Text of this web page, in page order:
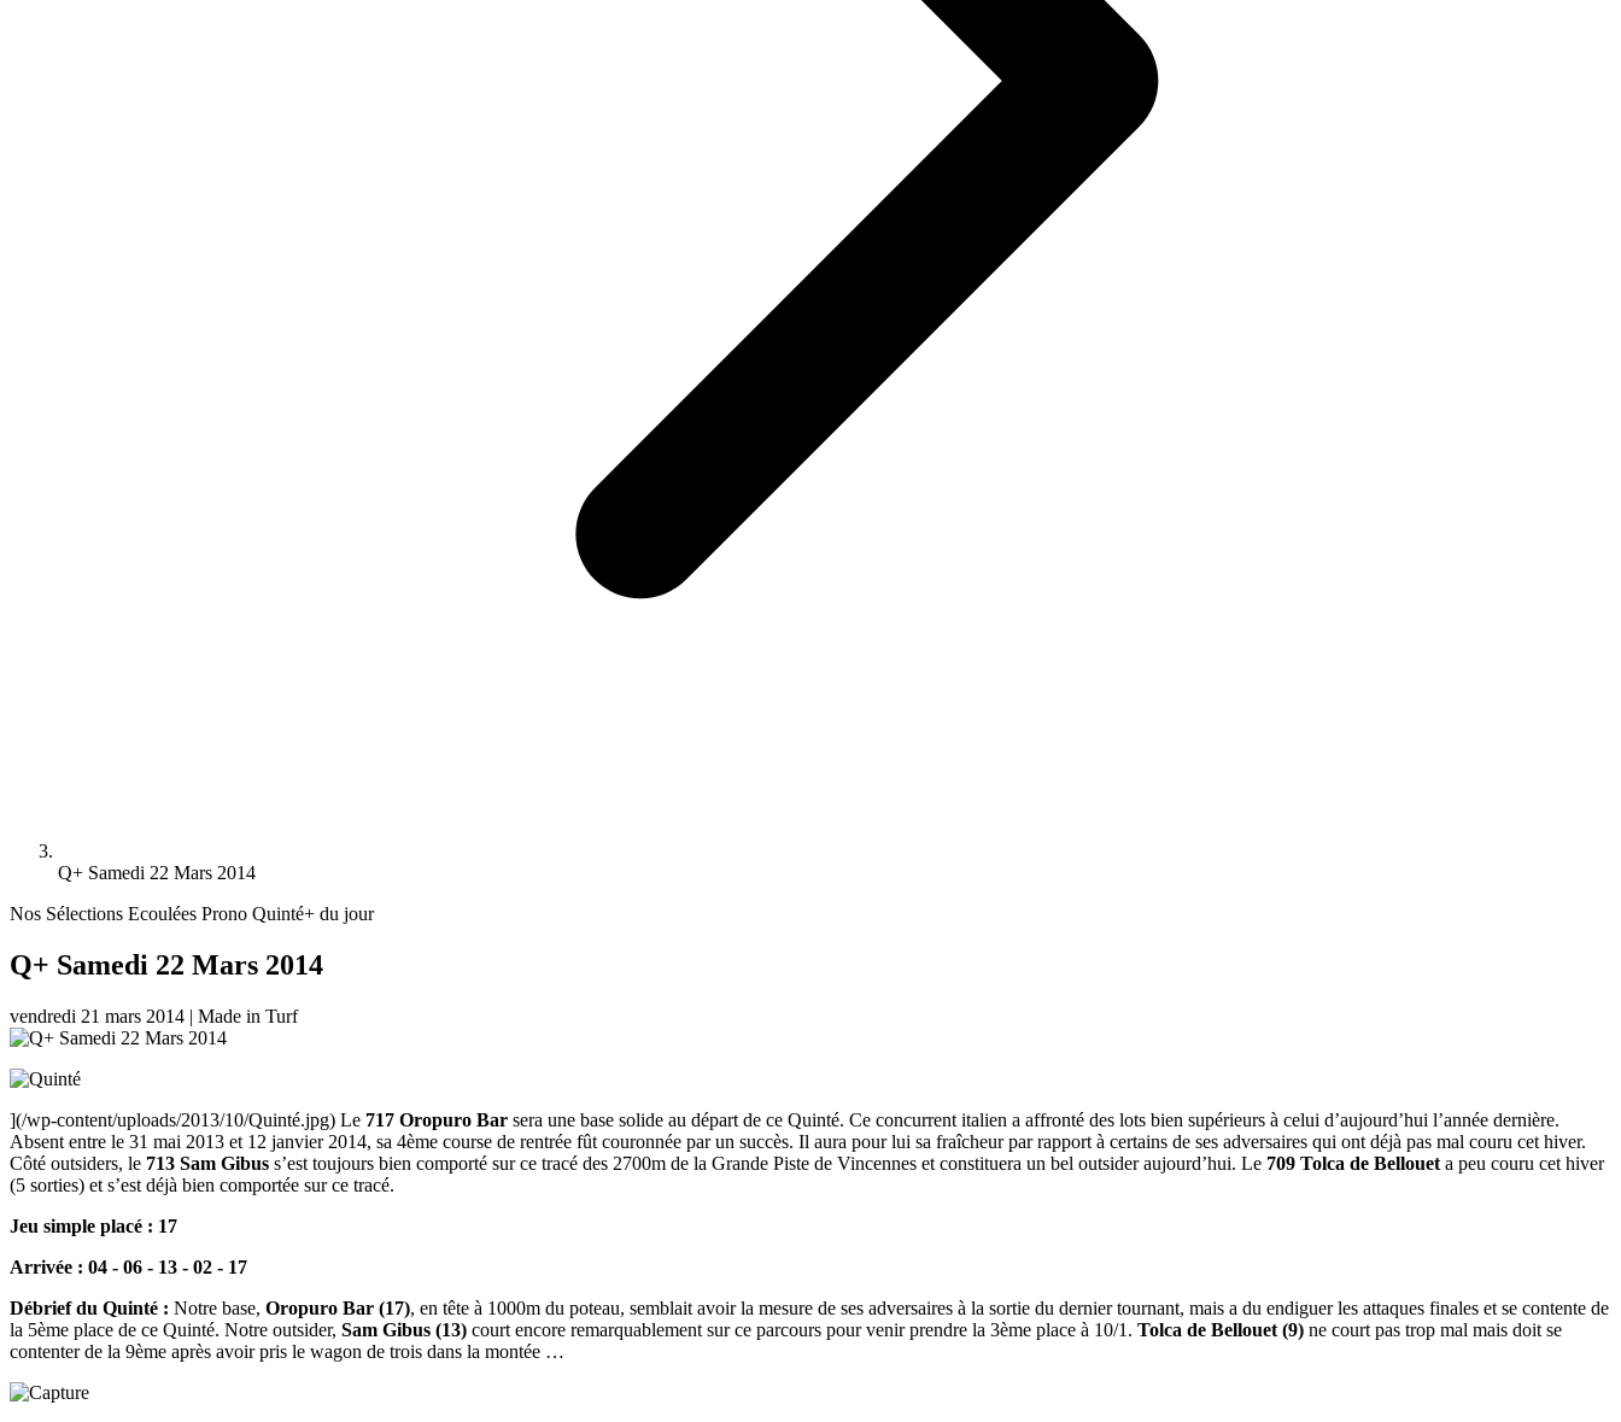
Q+ Samedi 22 Mars 2014
Nos Sélections Ecoulées Prono Quinté+ du jour
Q+ Samedi 22 Mars 2014
vendredi 21 mars 2014 | Made in Turf
](/wp-content/uploads/2013/10/Quinté.jpg) Le 717 Oropuro Bar sera une base solide au départ de ce Quinté. Ce concurrent italien a affronté des lots bien supérieurs à celui d’aujourd’hui l’année dernière.
Absent entre le 31 mai 2013 et 12 janvier 2014, sa 4ème course de rentrée fût couronnée par un succès. Il aura pour lui sa fraîcheur par rapport à certains de ses adversaires qui ont déjà pas mal couru cet hiver.
Côté outsiders, le 713 Sam Gibus s’est toujours bien comporté sur ce tracé des 2700m de la Grande Piste de Vincennes et constituera un bel outsider aujourd’hui. Le 709 Tolca de Bellouet a peu couru cet hiver
(5 sorties) et s’est déjà bien comportée sur ce tracé.
Jeu simple placé : 17
Arrivée : 04 - 06 - 13 - 02 - 17
Débrief du Quinté : Notre base, Oropuro Bar (17), en tête à 1000m du poteau, semblait avoir la mesure de ses adversaires à la sortie du dernier tournant, mais a du endiguer les attaques finales et se contente de
la 5ème place de ce Quinté. Notre outsider, Sam Gibus (13) court encore remarquablement sur ce parcours pour venir prendre la 3ème place à 10/1. Tolca de Bellouet (9) ne court pas trop mal mais doit se
contenter de la 9ème après avoir pris le wagon de trois dans la montée …